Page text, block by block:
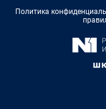
Политика